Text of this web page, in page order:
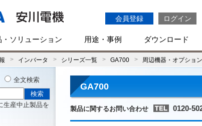
会員登録 ログイン
・ソリューション 用途・事例 ダウンロード
インバータ シリーズ一覧 GA700 周辺機器・オプション
GA700
製品に関するお問い合わせ 0120-
全文検索
生産中止製品を